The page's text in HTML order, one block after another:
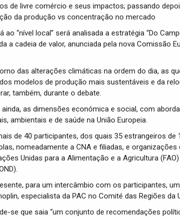
de livre comércio e seus impactos; passando
da produção vs concentração no mercado
ao “nível local” será analisada a estratégia “Do
a cadeia de valor, anunciada pela nova Comissão
das alterações climáticas na ordem do dia, as
modelos de produção mais sustentáveis e da
também, durante o debate.
as dimensões económica e social, com
ambientais e de saúde na União Europeia.
de 40 participantes, dos quais 35 estrangeiros de
nomeadamente a CNA e filiadas, e
Unidas para a Alimentação e a Agricultura
para um intercâmbio com os participantes,
especialista da PAC no Comité das Regiões da
se que saia “um conjunto de recomendações